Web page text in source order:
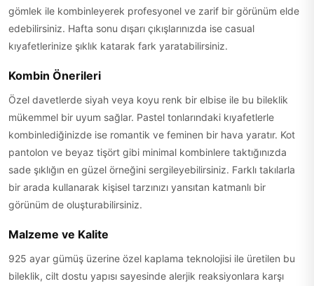
gömlek ile kombinleyerek profesyonel ve zarif bir görünüm elde
edebilirsiniz. Hafta sonu dışarı çıkışlarınızda ise casual
kıyafetlerinize şıklık katarak fark yaratabilirsiniz.
Kombin Önerileri
Özel davetlerde siyah veya koyu renk bir elbise ile bu bileklik
mükemmel bir uyum sağlar. Pastel tonlarındaki kıyafetlerle
kombinlediğinizde ise romantik ve feminen bir hava yaratır. Kot
pantolon ve beyaz tişört gibi minimal kombinlere taktığınızda
sade şıklığın en güzel örneğini sergileyebilirsiniz. Farklı takılarla
bir arada kullanarak kişisel tarzınızı yansıtan katmanlı bir
görünüm de oluşturabilirsiniz.
Malzeme ve Kalite
925 ayar gümüş üzerine özel kaplama teknolojisi ile üretilen bu
bileklik, cilt dostu yapısı sayesinde alerjik reaksiyonlara karşı